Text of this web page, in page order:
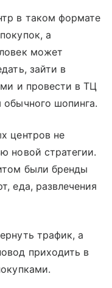
в таком формате
а
может
зайти в
и провести в ТЦ
шопинга.
центров не
новой стратегии.
были бренды
еда, развлечения
трафик, а
приходить в